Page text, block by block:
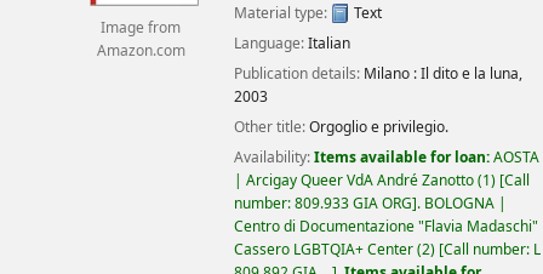
Image from
Amazon.com
Material type:
Text
Language:Italian
Publication details: Milano :Il dito e la luna,
2003
Other title:Orgoglio e privilegio.
Availability:Items available for loan:AOSTA
| Arcigay Queer VdA André Zanotto(1) Call
number:809.933 GIA ORG . BOLOGNA |
Centro di Documentazione "Flavia Madaschi"
Cassero LGBTQIA+ Center(2) Call number: L